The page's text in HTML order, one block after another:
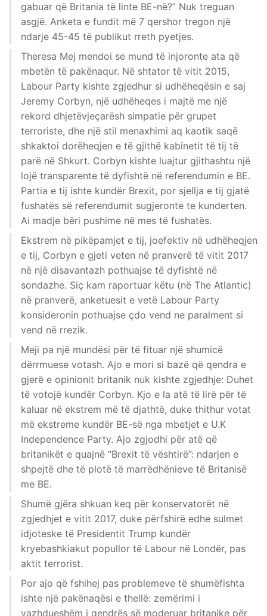
gabuar që Britania të linte BE-në?” Nuk treguan
asgjë. Anketa e fundit më 7 qershor tregon një
ndarje 45-45 të publikut rreth pyetjes.
Theresa Mej mendoi se mund të injoronte ata që
mbetën të pakënaqur. Në shtator të vitit 2015,
Labour Party kishte zgjedhur si udhëheqësin e saj
Jeremy Corbyn, një udhëheqes i majtë me një
rekord dhjetëvjeçarësh simpatie për grupet
terroriste, dhe një stil menaxhimi aq kaotik saqë
shkaktoi dorëheqjen e të gjithë kabinetit të tij të
parë në Shkurt. Corbyn kishte luajtur gjithashtu një
lojë transparente të dyfishtë në referendumin e BE.
Partia e tij ishte kundër Brexit, por sjellja e tij gjatë
fushatës së referendumit sugjeronte te kunderten.
Ai madje bëri pushime në mes të fushatës.
Ekstrem në pikëpamjet e tij, joefektiv në udhëheqjen
e tij, Corbyn e gjeti veten në pranverë të vitit 2017
në një disavantazh pothuajse të dyfishtë në
sondazhe. Siç kam raportuar këtu (në The Atlantic)
në pranverë, anketuesit e vetë Labour Party
konsideronin pothuajse çdo vend ne paralment si
vend në rrezik.
Meji pa një mundësi për të fituar një shumicë
dërrmuese votash. Ajo e mori si bazë që qendra e
gjerë e opinionit britanik nuk kishte zgjedhje: Duhet
të votojë kundër Corbyn. Kjo e la atë të lirë për të
kaluar në ekstrem më të djathtë, duke thithur votat
më ekstreme kundër BE-së nga mbetjet e U.K
Independence Party. Ajo zgjodhi për atë që
britanikët e quajnë “Brexit të vështirë”: ndarjen e
shpejtë dhe të plotë të marrëdhënieve të Britanisë
me BE.
Shumë gjëra shkuan keq për konservatorët në
zgjedhjet e vitit 2017, duke përfshirë edhe sulmet
idjoteske të Presidentit Trump kundër
kryebashkiakut popullor të Labour në Londër, pas
aktit terrorist.
Por ajo që fshihej pas problemeve të shumëfishta
ishte një pakënaqësi e thellë: zemërimi i
vazhdueshëm i qendrës së moderuar britanike për